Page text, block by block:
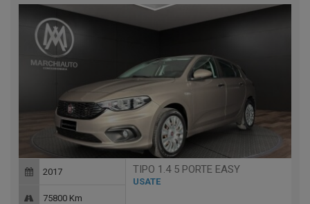
TIPO 1.4 5 PORTE EASY
USATE
2017
75800 Km